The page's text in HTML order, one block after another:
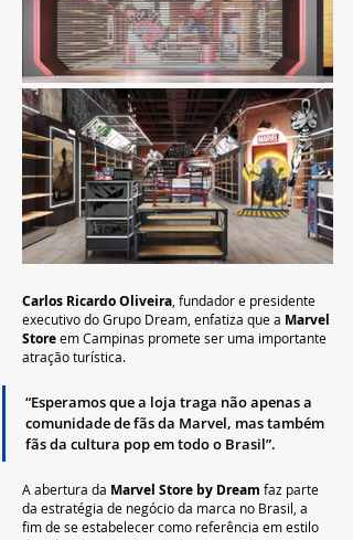
Carlos Ricardo Oliveira , fundador e presidente
executivo do Grupo Dream, enfatiza que a Marvel
Store em Campinas promete ser uma importante
atração turística.
“Esperamos que a loja traga não apenas a
comunidade de fãs da Marvel, mas também
fãs da cultura pop em todo o Brasil”.
A abertura da Marvel Store by Dream faz parte
da estratégia de negócio da marca no Brasil, a
fim de se estabelecer como referência em estilo